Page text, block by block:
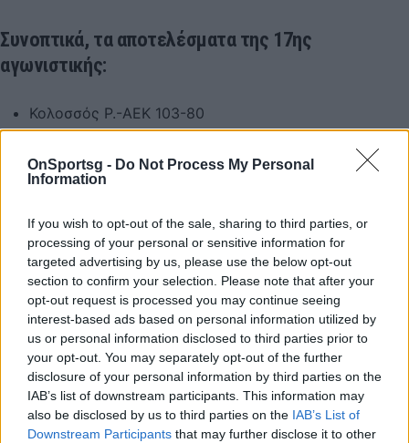
OnSportsg - Do Not Process My Personal
Information
If you wish to opt-out of the sale, sharing to third parties, or
processing of your personal or sensitive information for
targeted advertising by us, please use the below opt-out
section to confirm your selection. Please note that after your
opt-out request is processed you may continue seeing
interest-based ads based on personal information utilized by
us or personal information disclosed to third parties prior to
your opt-out. You may separately opt-out of the further
disclosure of your personal information by third parties on the
IAB’s list of downstream participants. This information may
also be disclosed by us to third parties on the IAB’s List of
Downstream Participants that may further disclose it to other
Συνοπτικά, τα αποτελέσματα της 17ης
αγωνιστικής:
Κολοσσός Ρ.-ΑΕΚ 103-80
Προμηθέας Π.-Ολυμπιακός 57-81
Παναθηναϊκός AKTOR-Άρης 70-73
Μαρούσι-Λαύριο 71-75
Η βαθμολογία της Basket League:
Παναθηναϊκός AKTOR 33
Ολυμπιακός 32
Περιστέρι 28